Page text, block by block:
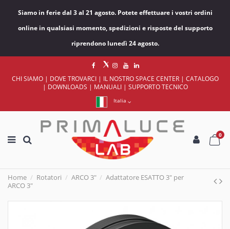
Siamo in ferie dal 3 al 21 agosto. Potete effettuare i vostri ordini
online in qualsiasi momento, spedizioni e risposte del supporto
riprendono lunedì 24 agosto.
CHI SIAMO| DOVE TROVARCI| IL NOSTRO SPACE CENTER| CATALOGO
| DOWNLOADS | MANUALI| SUPPORTO TECNICO
Italia
0
Home Rotatori ARCO 3"
Adattatore ESATTO 3" per
ARCO 3"